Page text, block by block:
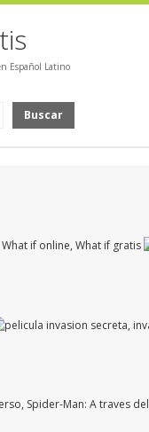
Español Latino
Buscar